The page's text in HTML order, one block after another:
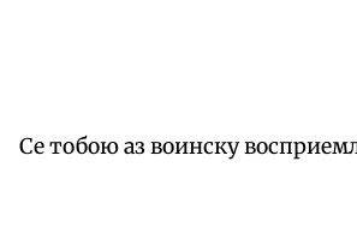
Се тобою аз воинску